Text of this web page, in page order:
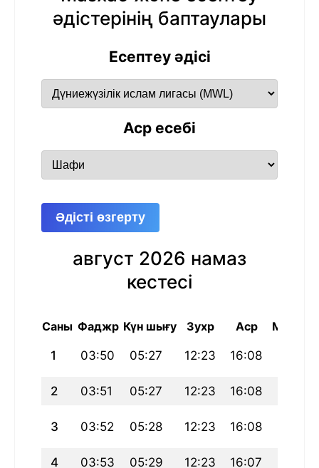
әдістерінің баптаулары
Есептеу әдісі
Аср есебі
Әдісті өзгерту
август 2026 намаз
кестесі
Саны Фаджр Күн шығу Зухр Аср Магриб
1 03:50 05:27 12:23 16:08
2 03:51 05:27 12:23 16:08
3 03:52 05:28 12:23 16:08
4 03:53 05:29 12:23 16:07